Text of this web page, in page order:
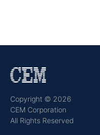
Copyright © 2026
CEM Corporation
All Rights Reserved